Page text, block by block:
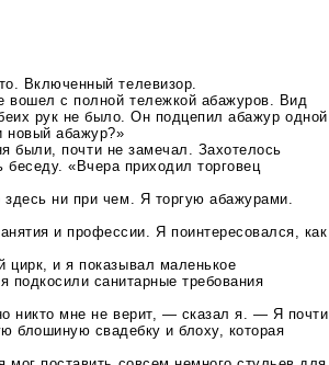
Включенный телевизор.
вошел с полной тележкой абажуров. Вид
рук не было. Он подцепил абажур одной
новый абажур?»
были, почти не замечал. Захотелось
«Вчера приходил торговец
ни при чем. Я торгую абажурами.
и профессии. Я поинтересовался, как
и я показывал маленькое
подкосили санитарные требования
никто мне не верит, — сказал я. — Я почти
блошиную свадебку и блоху, которая